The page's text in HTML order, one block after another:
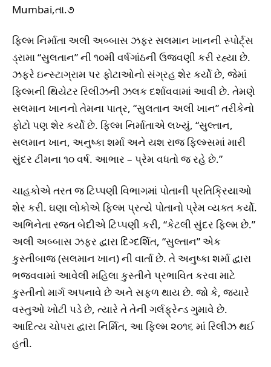
Mumbai,તા.૭
ફિલ્મ નિર્માતા અલી અબ્બાસ ઝફર સલમાન ખાનની સ્પોર્ટ્‌સ
ડ્રામા “સુલતાન” ની ૧૦મી વર્ષગાંઠની ઉજવણી કરી રહ્યા છે.
ઝફરે ઇન્સ્ટાગ્રામ પર ફોટાઓનો સંગ્રહ શેર કર્યો છે, જેમાં
ફિલ્મની થિયેટર રિલીઝની ઝલક દર્શાવવામાં આવી છે. તેમણે
સલમાન ખાનનો તેમના પાત્ર, “સુલતાન અલી ખાન” તરીકેનો
ફોટો પણ શેર કર્યો છે. ફિલ્મ નિર્માતાએ લખ્યું, “સુલ્તાન,
સલમાન ખાન, અનુષ્કા શર્મા અને યશ રાજ ફિલ્મ્સમાં મારી
સુંદર ટીમના ૧૦ વર્ષ. આભાર – પ્રેમ વધતો જ રહે છે.”
ચાહકોએ તરત જ ટિપ્પણી વિભાગમાં પોતાની પ્રતિક્રિયાઓ
શેર કરી. ઘણા લોકોએ ફિલ્મ પ્રત્યે પોતાનો પ્રેમ વ્યક્ત કર્યો.
અભિનેતા રજત બેદીએ ટિપ્પણી કરી, “કેટલી સુંદર ફિલ્મ છે.”
અલી અબ્બાસ ઝફર દ્વારા દિગ્દર્શિત, “સુલ્તાન” એક
કુસ્તીબાજ (સલમાન ખાન) ની વાર્તા છે. તે અનુષ્કા શર્મા દ્વારા
ભજવવામાં આવેલી મહિલા કુસ્તીને પ્રભાવિત કરવા માટે
કુસ્તીનો માર્ગ અપનાવે છે અને સફળ થાય છે. જો કે, જ્યારે
વસ્તુઓ ખોટી પડે છે, ત્યારે તે તેની ગર્લફ્રેન્ડ ગુમાવે છે.
આદિત્ય ચોપરા દ્વારા નિર્મિત, આ ફિલ્મ ૨૦૧૬ માં રિલીઝ થઈ
હતી.